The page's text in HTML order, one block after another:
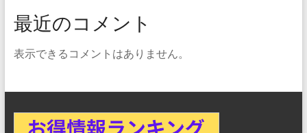
最近のコメント
表示できるコメントはありません。